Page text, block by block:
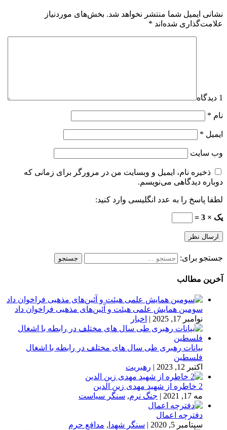
نشانی ایمیل شما منتشر نخواهد شد. بخش‌های موردنیاز
علامت‌گذاری شده‌اند *
1 دیدگاه
نام *
ایمیل *
وب‌ سایت
ذخیره نام، ایمیل و وبسایت من در مرورگر برای زمانی که
دوباره دیدگاهی می‌نویسم.
لطفا پاسخ را به عدد انگلیسی وارد کنید:
یک × 3 =
جستجو برای:
آخرین مطالب
سومین همایش علمی هیئت و آئین‌های مذهبی فراخوان داد
نوامبر 17, 2025
| اخبار
بیانات رهبری طی سال های مختلف در رابطه با اشغال
فلسطین
اکتبر 12, 2023
| رهبریت
2 خاطره از شهید مهدی زین الدین
مه 17, 2021
| جنگ نرم, سنگر سیاست
دفترچه اعمال
سپتامبر 5, 2020
| سنگر شهدا , مدافع حرم